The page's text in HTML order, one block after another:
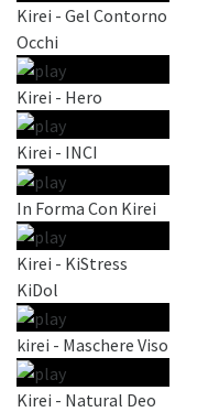
Kirei - Gel Contorno
Occhi
Kirei - Hero
Kirei - INCI
In Forma Con Kirei
Kirei - KiStress
KiDol
kirei - Maschere Viso
Kirei - Natural Deo